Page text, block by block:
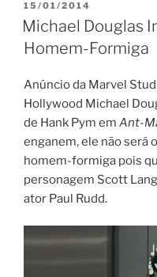
PUBLICADO
EM
15/01/2014
Michael Douglas
Homem-Formiga
Anúncio da Marvel
Hollywood Michael
de Hank Pym em Ant-
enganem, ele não será
homem-formiga pois
personagem Scott
ator Paul Rudd.